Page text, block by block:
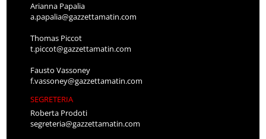
Arianna Papalia
a.papalia@gazzettamatin.com
Thomas Piccot
t.piccot@gazzettamatin.com
Fausto Vassoney
f.vassoney@gazzettamatin.com
SEGRETERIA
Roberta Prodoti
segreteria@gazzettamatin.com